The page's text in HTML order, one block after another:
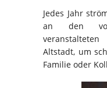
Jedes Jahr
an den
Altstadt, um
Familie oder